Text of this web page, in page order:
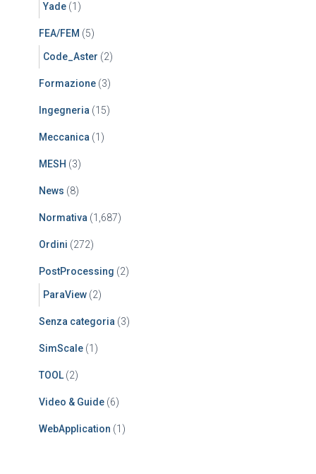
Yade (1)
FEA/FEM (5)
Code_Aster (2)
Formazione (3)
Ingegneria (15)
Meccanica (1)
MESH (3)
News (8)
Normativa (1,687)
Ordini (272)
PostProcessing (2)
ParaView (2)
Senza categoria (3)
SimScale (1)
TOOL (2)
Video & Guide (6)
WebApplication (1)